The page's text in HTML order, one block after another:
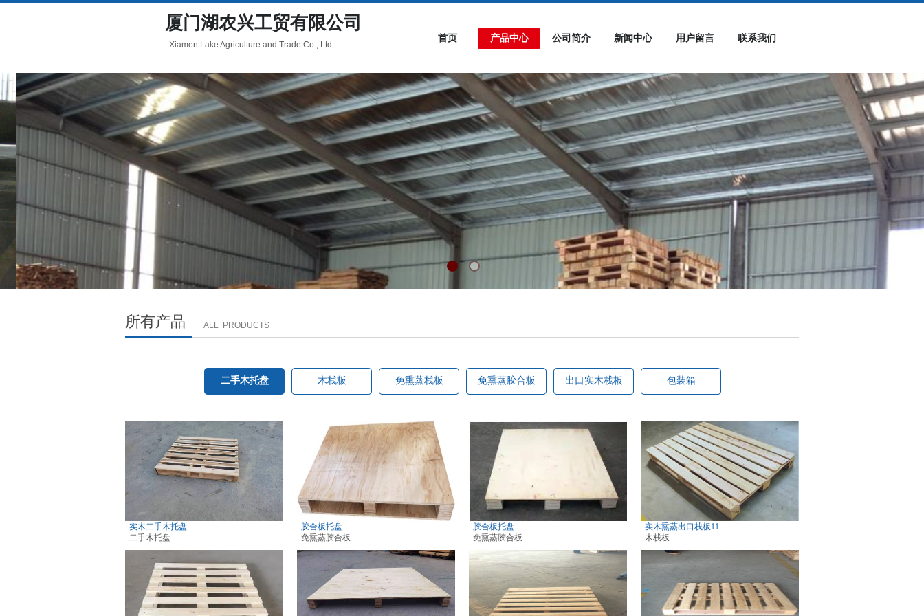
Xiamen Lake Agriculture and Trade Co., Ltd..
厦门湖农兴工贸有限公司
首页 产品中心 公司简介 新闻中心 用户留言 联系我们
所有产品 ALL PRODUCTS
二手木托盘 木栈板 免熏蒸栈板 免熏蒸胶合板 出口实木栈板 包装箱
木栈板 免熏蒸栈板 免熏蒸胶合板 出口实木栈板 包装箱
实木二手木托盘
二手木托盘
胶合板托盘
免熏蒸胶合板
胶合板托盘
免熏蒸胶合板
实木熏蒸出口栈板11
木栈板